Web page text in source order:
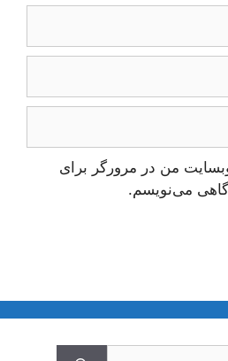
من در مرورگر برای
می‌نویسم.